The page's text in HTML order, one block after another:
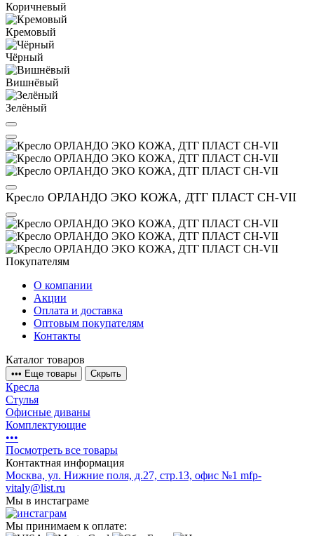
Коричневый
Кремовый
Чёрный
Вишнёвый
Зелёный
Кресло ОРЛАНДО ЭКО КОЖА, ДТГ ПЛАСТ СН-VII
Покупателям
О компании
Акции
Оплата и доставка
Оптовым покупателям
Контакты
Каталог товаров
••• Еще товары Скрыть
Кресла
Стулья
Офисные диваны
Комплектующие
•••
Посмотреть все товары
Контактная информация
Москва, ул. Нижние поля, д.27, стр.13, офис №1 mfp-
vitaly@list.ru
Мы в инстаграме
Мы принимаем к оплате: